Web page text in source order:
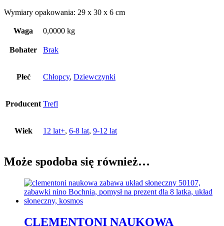
Wymiary opakowania: 29 x 30 x 6 cm
Waga 0,0000 kg
Bohater Brak
Płeć Chłopcy, Dziewczynki
Producent Trefl
Wiek 12 lat+, 6-8 lat, 9-12 lat
Może spodoba się również…
CLEMENTONI NAUKOWA